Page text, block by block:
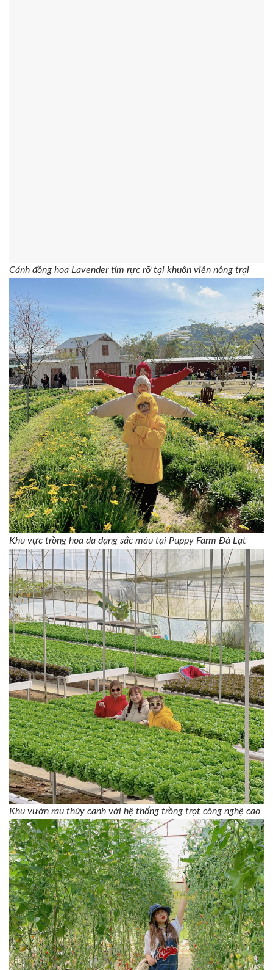
Cánh đồng hoa Lavender tím rực rỡ tại khuôn viên nông trại
Khu vực trồng hoa đa dạng sắc màu tại Puppy Farm Đà Lạt
Khu vườn rau thủy canh với hệ thống trồng trọt công nghệ cao